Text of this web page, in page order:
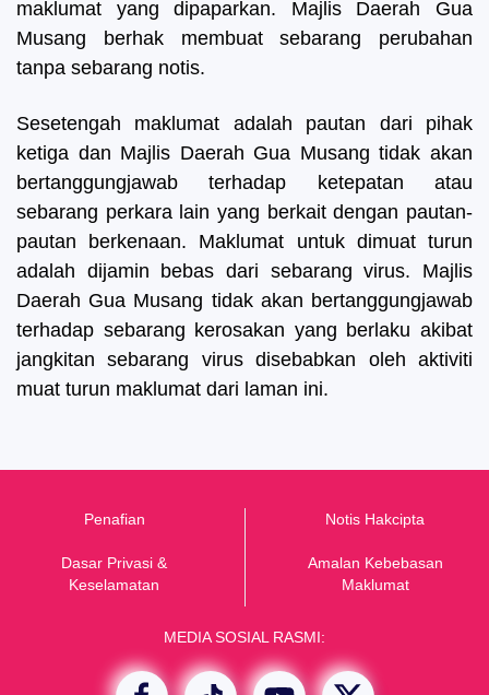
maklumat yang dipaparkan. Majlis Daerah Gua
Musang berhak membuat sebarang perubahan
tanpa sebarang notis.
Sesetengah maklumat adalah pautan dari pihak
ketiga dan Majlis Daerah Gua Musang tidak akan
bertanggungjawab terhadap ketepatan atau
sebarang perkara lain yang berkait dengan pautan-
pautan berkenaan. Maklumat untuk dimuat turun
adalah dijamin bebas dari sebarang virus. Majlis
Daerah Gua Musang tidak akan bertanggungjawab
terhadap sebarang kerosakan yang berlaku akibat
jangkitan sebarang virus disebabkan oleh aktiviti
muat turun maklumat dari laman ini.
Penafian
Dasar Privasi &
Keselamatan
Notis Hakcipta
Amalan Kebebasan
Maklumat
MEDIA SOSIAL RASMI: